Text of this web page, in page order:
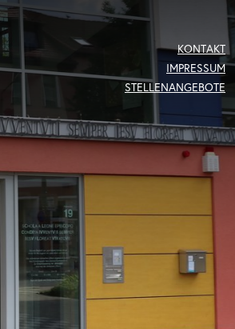
KONTAKT
IMPRESSUM
STELLENANGEBOTE